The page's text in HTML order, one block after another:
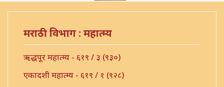
मराठी विभाग : महात्म्य
ऋद्धपूर महात्म्य - ६१९ / ३ (९३०)
एकादशी महात्म्य - ६१९ / १ (९२८)